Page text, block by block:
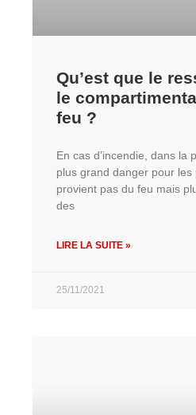
Qu’est que le
le
feu ?
En cas d’incendie, dans la
plus grand danger pour les
provient pas du feu mais
des
LIRE LA SUITE »
25/11/2021